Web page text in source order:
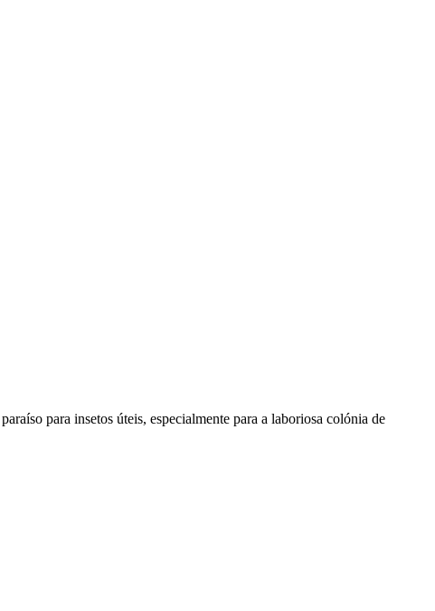
para insetos úteis, especialmente para a laboriosa colónia de